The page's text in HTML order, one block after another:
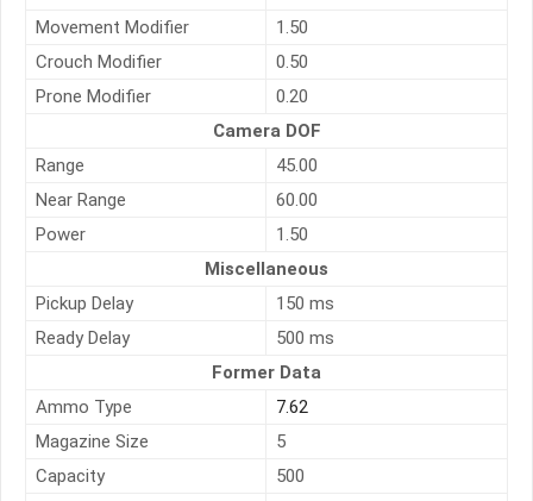
Movement Modifier
1.50
Crouch Modifier
0.50
Prone Modifier
0.20
Camera DOF
Range
45.00
Near Range
60.00
Power
1.50
Miscellaneous
Pickup Delay
150 ms
Ready Delay
500 ms
Former Data
Ammo Type
7.62
Magazine Size
5
Capacity
500